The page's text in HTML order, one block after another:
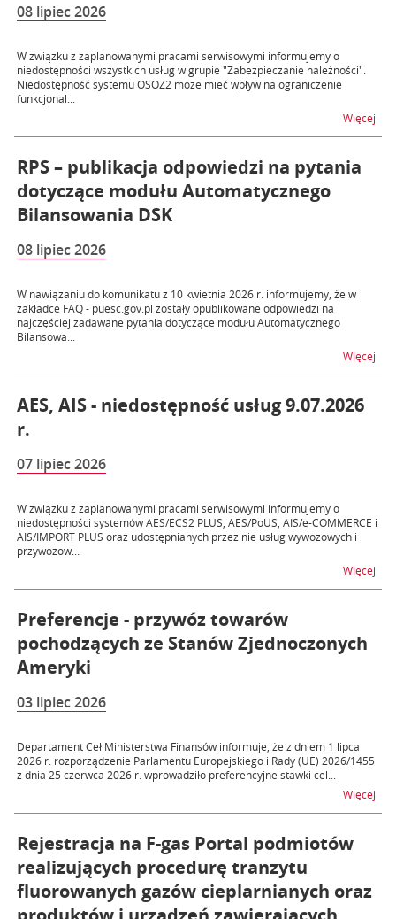
08 lipiec 2026
W związku z zaplanowanymi pracami serwisowymi informujemy o
niedostępności wszystkich usług w grupie "Zabezpieczanie należności".
Niedostępność systemu OSOZ2 może mieć wpływ na ograniczenie
funkcjonal...
Więcej
RPS – publikacja odpowiedzi na pytania
dotyczące modułu Automatycznego
Bilansowania DSK
08 lipiec 2026
W nawiązaniu do komunikatu z 10 kwietnia 2026 r. informujemy, że w
zakładce FAQ - puesc.gov.pl zostały opublikowane odpowiedzi na
najczęściej zadawane pytania dotyczące modułu Automatycznego
Bilansowa...
Więcej
AES, AIS - niedostępność usług 9.07.2026
r.
07 lipiec 2026
W związku z zaplanowanymi pracami serwisowymi informujemy o
niedostępności systemów AES/ECS2 PLUS, AES/PoUS, AIS/e-COMMERCE i
AIS/IMPORT PLUS oraz udostępnianych przez nie usług wywozowych i
przywozow...
Więcej
Preferencje - przywóz towarów
pochodzących ze Stanów Zjednoczonych
Ameryki
03 lipiec 2026
Departament Ceł Ministerstwa Finansów informuje, że z dniem 1 lipca
2026 r. rozporządzenie Parlamentu Europejskiego i Rady (UE) 2026/1455
z dnia 25 czerwca 2026 r. wprowadziło preferencyjne stawki cel...
Więcej
Rejestracja na F-gas Portal podmiotów
realizujących procedurę tranzytu
fluorowanych gazów cieplarnianych oraz